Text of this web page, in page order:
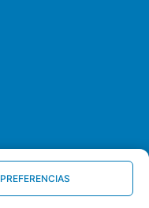
PREFERENCIAS